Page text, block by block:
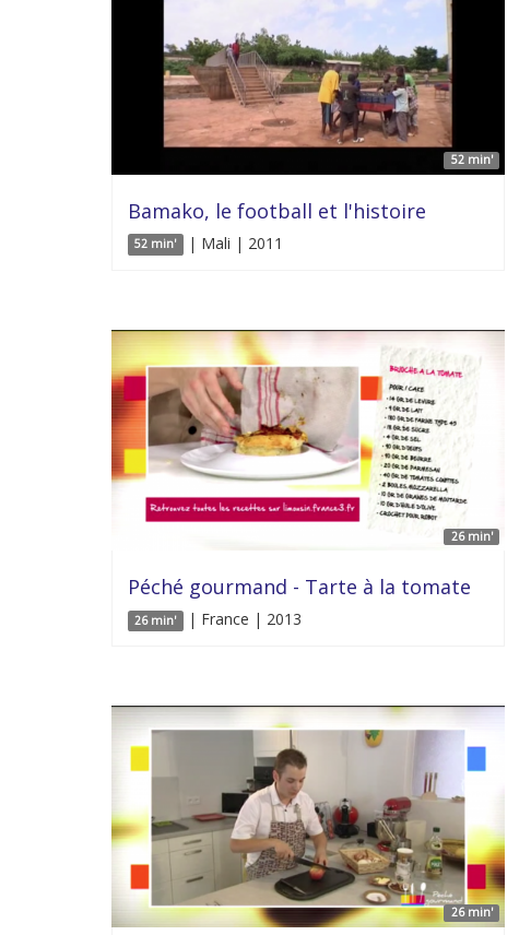
52 min'
Bamako, le football et l'histoire
52 min' | Mali | 2011
26 min'
Péché gourmand - Tarte à la tomate
26 min' | France | 2013
26 min'